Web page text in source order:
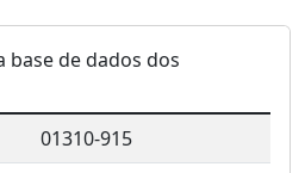
base de dados dos
01310-915